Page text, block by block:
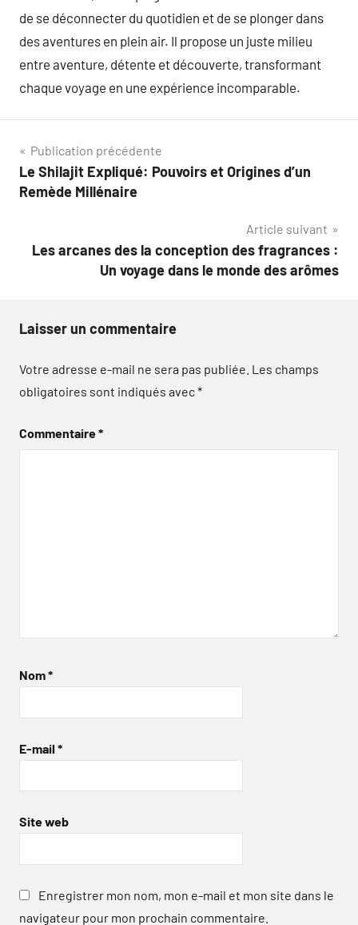
de se déconnecter du quotidien et de se plonger dans
des aventures en plein air. Il propose un juste milieu
entre aventure, détente et découverte, transformant
chaque voyage en une expérience incomparable.
Navigation
de
Publication précédente
Le Shilajit Expliqué: Pouvoirs et Origines d’un
Remède Millénaire
Article suivant
Les arcanes des la conception des fragrances :
Un voyage dans le monde des arômes
Laisser un commentaire
Votre adresse e-mail ne sera pas publiée. Les champs
obligatoires sont indiqués avec*
Commentaire*
Nom*
E-mail *
Site web
Enregistrer mon nom, mon e-mail et mon site dans le
navigateur pour mon prochain commentaire.